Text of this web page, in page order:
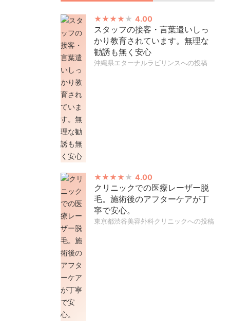
4.00
スタッフの接客・言葉遣いしっ
かり教育されています。無理な
勧誘も無く安心
沖縄県エターナルラビリンスへの投稿
4.00
クリニックでの医療レーザー脱
毛。施術後のアフターケアが丁
寧で安心。
東京都渋谷美容外科クリニックへの投稿